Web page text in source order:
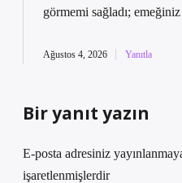
görmemi sağladı;
Ağustos 4, 2026 Yanıtla
Bir yanıt yazın
E-posta adresiniz
işaretlenmişlerdir